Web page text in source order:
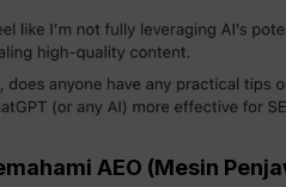
AEO (Mesin